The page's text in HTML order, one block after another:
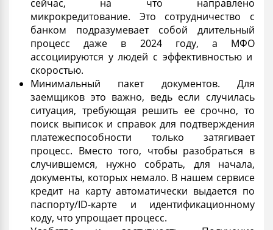
сейчас, на что направлено
микрокредитование. Это сотрудничество с
банком подразумевает собой длительный
процесс даже в 2024 году, а МФО
ассоциируются у людей с эффективностью и
скоростью.
Минимальный пакет документов. Для
заемщиков это важно, ведь если случилась
ситуация, требующая решить ее срочно, то
поиск выписок и справок для подтверждения
платежеспособности только затягивает
процесс. Вместо того, чтобы разобраться в
случившемся, нужно собрать, для начала,
документы, которых немало. В нашем сервисе
кредит на карту автоматически выдается по
паспорту/ID-карте и идентификационному
коду, что упрощает процесс.